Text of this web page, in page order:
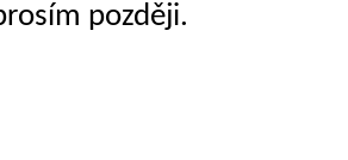
později.